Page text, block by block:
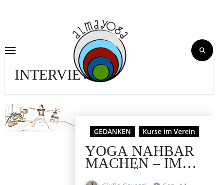
INTERVIEW
GEDANKEN Kurse im Verein
YOGA NAHBAR
MACHEN – IM